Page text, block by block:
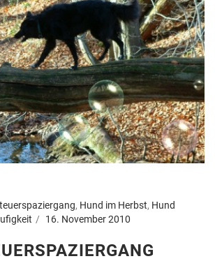
, Hund im Herbst, Hund
16. November 2010